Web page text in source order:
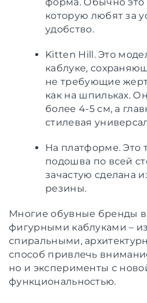
которую любят за
удобство.
Kitten Hill. Это
каблуке,
не требующие
как на шпильках.
более 4-5 см, а
стилевая
На платформе. Это
подошва по всей
зачастую сделана
резины.
Многие обувные бренды
фигурными каблуками –
спиральными,
способ привлечь
но и эксперименты с
функциональностью.